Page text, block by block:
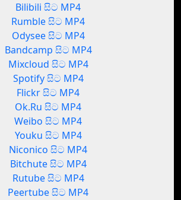
Bilibili සිට MP4
Rumble සිට MP4
Odysee සිට MP4
Bandcamp සිට MP4
Mixcloud සිට MP4
Spotify සිට MP4
Flickr සිට MP4
Ok.Ru සිට MP4
Weibo සිට MP4
Youku සිට MP4
Niconico සිට MP4
Bitchute සිට MP4
Rutube සිට MP4
Peertube සිට MP4